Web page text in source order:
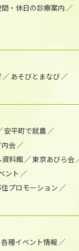
間・休日の診療案内
あそびとまなび
安平町で就農
会
資料館
東京あびら会
ント
プロモーション
各種イベント情報